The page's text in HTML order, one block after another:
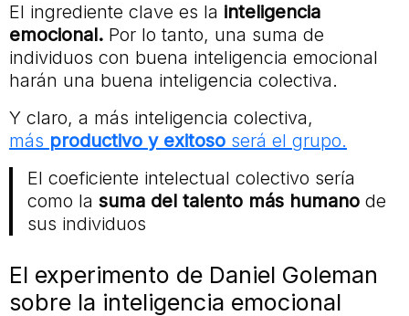
El ingrediente clave es la inteligencia
emocional. Por lo tanto, una suma de
individuos con buena inteligencia emocional
harán una buena inteligencia colectiva.
Y claro, a más inteligencia colectiva,
más productivo y exitoso será el grupo.
El coeficiente intelectual colectivo sería
como la suma del talento más humano de
sus individuos
El experimento de Daniel Goleman
sobre la inteligencia emocional